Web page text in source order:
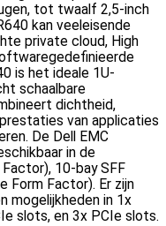
tot twaalf 2,5-inch
kan veeleisende
private cloud, High
is het ideale 1U-
schaalbare
dichtheid,
van applicaties
De Dell EMC
in de
10-bay SFF
Form Factor). Er zijn
mogelijkheden in 1x
slots, en 3x PCIe slots.